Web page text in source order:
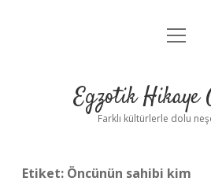
Anasayfa
Yasal Uyarı
menüyü
Egzotik Hikaye
Farklı kültürlerle dolu
Etiket: Öncünün sahibi kim